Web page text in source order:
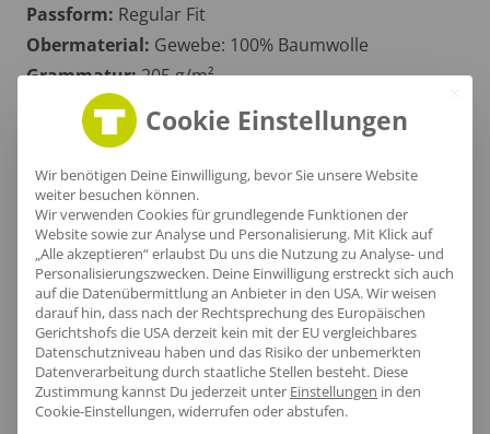
Passform: Regular Fit
Obermaterial: Gewebe: 100% Baumwolle
Grammatur:205 g/m²
Zertifikate: OEKOTEX 100, GRÜNER KNOPF, MADE IN
Größentabelle
Lieferzeit
Cookie Einstellungen
Wir benötigen Deine Einwilligung, bevor Sie unsere Website
weiter besuchen können.
Wir verwenden Cookies für grundlegende Funktionen der
Website sowie zur Analyse und Personalisierung. Mit Klick auf
„Alle akzeptieren“ erlaubst Du uns die Nutzung zu Analyse- und
Personalisierungszwecken. Deine Einwilligung erstreckt sich auch
auf die Datenübermittlung an Anbieter in den USA. Wir weisen
darauf hin, dass nach der Rechtsprechung des Europäischen
Gerichtshofs die USA derzeit kein mit der EU vergleichbares
Datenschutzniveau haben und das Risiko der unbemerkten
Datenverarbeitung durch staatliche Stellen besteht. Diese
Zustimmung kannst Du jederzeit unter Einstellungen in den
Cookie-Einstellungen, widerrufen oder abstufen.